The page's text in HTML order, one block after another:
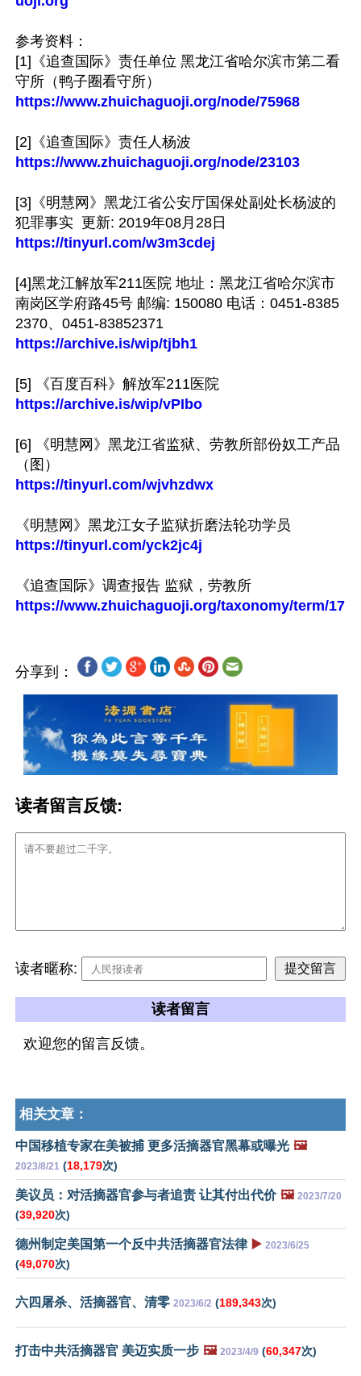
参考资料：
[1]《追查国际》责任单位 黑龙江省哈尔滨市第二看
https://www.zhuichaguoji.org/node/75968
https://www.zhuichaguoji.org/node/23103
[3]《明慧网》黑龙江省公安厅国保处副处长杨波的
https://tinyurl.com/w3m3cdej
[4]黑龙江解放军211医院 地址：黑龙江省哈尔滨市
南岗区学府路45号 邮编: 150080 电话：0451-8385
https://archive.is/wip/tjbh1
https://archive.is/wip/vPIbo
[6] 《明慧网》黑龙江省监狱、劳教所部份奴工产品
https://tinyurl.com/wjvhzdwx
https://tinyurl.com/yck2jc4j
https://www.zhuichaguoji.org/taxonomy/term/17
分享到：
读者留言反馈:
读者暱称:
读者留言
欢迎您的留言反馈。
相关文章：
中国移植专家在美被捕 更多活摘器官黑幕或曝光 🖼️
2023/8/21 (18,179次)
美议员：对活摘器官参与者追责 让其付出代价 🖼️ 2023/7/20
(39,920次)
德州制定美国第一个反中共活摘器官法律 ▶️ 2023/6/25
(49,070次)
六四屠杀、活摘器官、清零 2023/6/2 (189,343次)
打击中共活摘器官 美迈实质一步 🖼️ 2023/4/9 (60,347次)